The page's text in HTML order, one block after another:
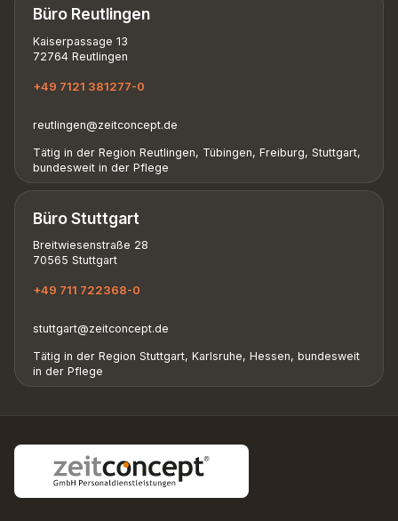
Büro Reutlingen
Kaiserpassage 13
72764 Reutlingen
+49 7121 381277-0
reutlingen@zeitconcept.de
Tätig in der Region Reutlingen, Tübingen, Freiburg, Stuttgart,
bundesweit in der Pflege
Büro Stuttgart
Breitwiesenstraße 28
70565 Stuttgart
+49 711 722368-0
stuttgart@zeitconcept.de
Tätig in der Region Stuttgart, Karlsruhe, Hessen, bundesweit
in der Pflege